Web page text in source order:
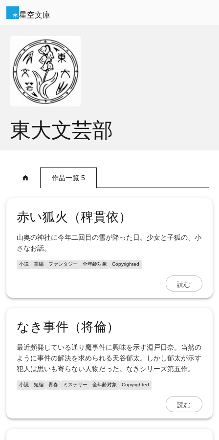
星空文庫
東大文芸部
作品一覧 5
赤い狐火（稗貫依）
山奥の神社に今年二回目の雪が降った日。少女と子狐の、小
さなお話。
小説 掌編 ファンタジー 全年齢対象 Copyrighted
読む
なき事件（将倫）
最近頻発している通り魔事件に興味を示す淵戸日奈。当然の
ように事件の解決を求められる天谷郁太。しかし郁太が示す
犯人は思いも寄らない人物だった。なきシリーズ第五作。
小説 短編 青春 ミステリー 全年齢対象 Copyrighted
読む